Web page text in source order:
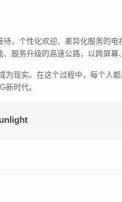
待、个性化欢迎、差异化服务的
服务升级的高速公路，以跨屏
为现实。在这个过程中，每个人
新时代。